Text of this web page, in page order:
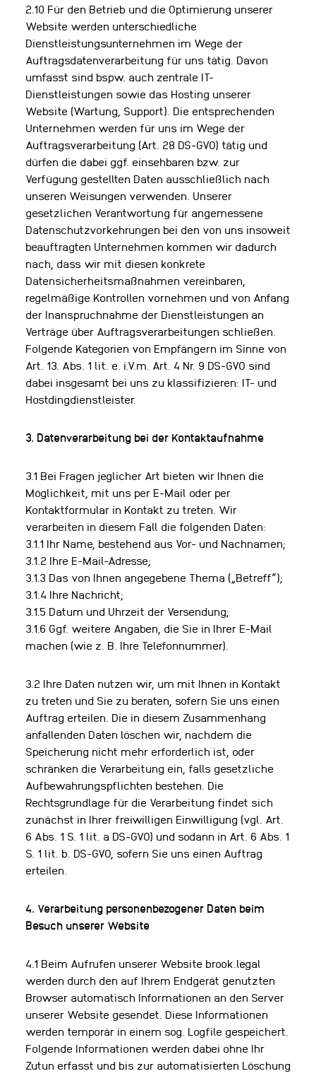
2.10 Für den Betrieb und die Optimierung unserer
Website werden unterschiedliche
Dienstleistungsunternehmen im Wege der
Auftragsdatenverarbeitung für uns tätig. Davon
umfasst sind bspw. auch zentrale IT-
Dienstleistungen sowie das Hosting unserer
Website (Wartung, Support). Die entsprechenden
Unternehmen werden für uns im Wege der
Auftragsverarbeitung (Art. 28 DS-GVO) tätig und
dürfen die dabei ggf. einsehbaren bzw. zur
Verfügung gestellten Daten ausschließlich nach
unseren Weisungen verwenden. Unserer
gesetzlichen Verantwortung für angemessene
Datenschutzvorkehrungen bei den von uns insoweit
beauftragten Unternehmen kommen wir dadurch
nach, dass wir mit diesen konkrete
Datensicherheitsmaßnahmen vereinbaren,
regelmäßige Kontrollen vornehmen und von Anfang
der Inanspruchnahme der Dienstleistungen an
Verträge über Auftragsverarbeitungen schließen.
Folgende Kategorien von Empfängern im Sinne von
Art. 13. Abs. 1 lit. e. i.V.m. Art. 4 Nr. 9 DS-GVO sind
dabei insgesamt bei uns zu klassifizieren: IT- und
Hostdingdienstleister.
3. Datenverarbeitung bei der Kontaktaufnahme
3.1 Bei Fragen jeglicher Art bieten wir Ihnen die
Möglichkeit, mit uns per E-Mail oder per
Kontaktformular in Kontakt zu treten. Wir
verarbeiten in diesem Fall die folgenden Daten:
3.1.1 Ihr Name, bestehend aus Vor- und Nachnamen;
3.1.2 Ihre E-Mail-Adresse;
3.1.3 Das von Ihnen angegebene Thema („Betreff“);
3.1.4 Ihre Nachricht;
3.1.5 Datum und Uhrzeit der Versendung;
3.1.6 Ggf. weitere Angaben, die Sie in Ihrer E-Mail
machen (wie z. B. Ihre Telefonnummer).
3.2 Ihre Daten nutzen wir, um mit Ihnen in Kontakt
zu treten und Sie zu beraten, sofern Sie uns einen
Auftrag erteilen. Die in diesem Zusammenhang
anfallenden Daten löschen wir, nachdem die
Speicherung nicht mehr erforderlich ist, oder
schränken die Verarbeitung ein, falls gesetzliche
Aufbewahrungspflichten bestehen. Die
Rechtsgrundlage für die Verarbeitung findet sich
zunächst in Ihrer freiwilligen Einwilligung (vgl. Art.
6 Abs. 1 S. 1 lit. a DS-GVO) und sodann in Art. 6 Abs. 1
S. 1 lit. b. DS-GVO, sofern Sie uns einen Auftrag
erteilen.
4. Verarbeitung personenbezogener Daten beim
Besuch unserer Website
4.1 Beim Aufrufen unserer Website brook.legal
werden durch den auf Ihrem Endgerät genutzten
Browser automatisch Informationen an den Server
unserer Website gesendet. Diese Informationen
werden temporär in einem sog. Logfile gespeichert.
Folgende Informationen werden dabei ohne Ihr
Zutun erfasst und bis zur automatisierten Löschung